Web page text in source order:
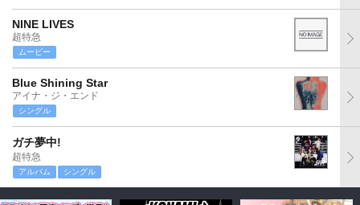
NINE LIVES
超特急
ムービー
Blue Shining Star
アイナ・ジ・エンド
シングル
ガチ夢中!
超特急
アルバム シングル